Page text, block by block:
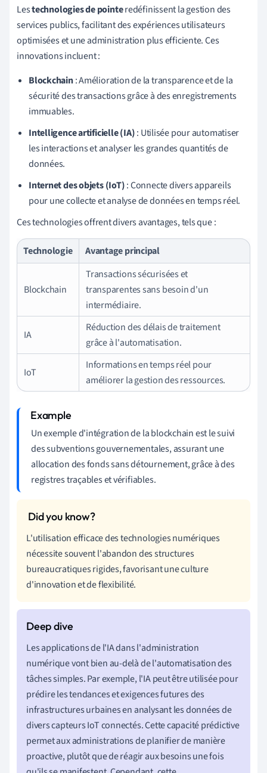
Lestechnologies de pointeredéfinissent la gestion des
services publics, facilitant des expériences utilisateurs
optimisées et une administration plus efficiente. Ces
innovations incluent :
Blockchain: Amélioration de la transparence et de la
sécurité des transactions grâce à des enregistrements
immuables.
Intelligence artificielle (IA): Utilisée pour automatiser
les interactions et analyser les grandes quantités de
données.
Internet des objets (IoT): Connecte divers appareils
pour une collecte et analyse de données en temps réel.
Ces technologies offrent divers avantages, tels que :
Technologie Avantage principal
Blockchain
Transactions sécurisées et
transparentes sans besoin d'un
intermédiaire.
IA
Réduction des délais de traitement
grâce à l'automatisation.
IoT
Informations en temps réel pour
améliorer la gestion des ressources.
Un exemple d'intégration de la blockchain est le suivi
des subventions gouvernementales, assurant une
allocation des fonds sans détournement, grâce à des
registres traçables et vérifiables.
L'utilisation efficace des technologies numériques
nécessite souvent l'abandon des structures
bureaucratiques rigides, favorisant une culture
d'innovation et de flexibilité.
Les applications de l'IA dans l'administration
numérique vont bien au-delà de l'automatisation des
tâches simples. Par exemple, l'IA peut être utilisée pour
prédire les tendances et exigences futures des
infrastructures urbaines en analysant les données de
divers capteurs IoT connectés. Cette capacité prédictive
permet aux administrations de planifier de manière
proactive, plutôt que de réagir aux besoins une fois